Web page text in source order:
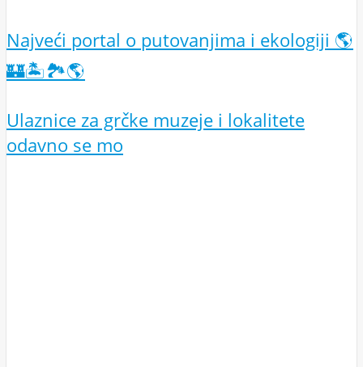
Najveći portal o putovanjima i ekologiji 🌎
🏰🏝️🏞️🌎
Ulaznice za grčke muzeje i lokalitete
odavno se mo